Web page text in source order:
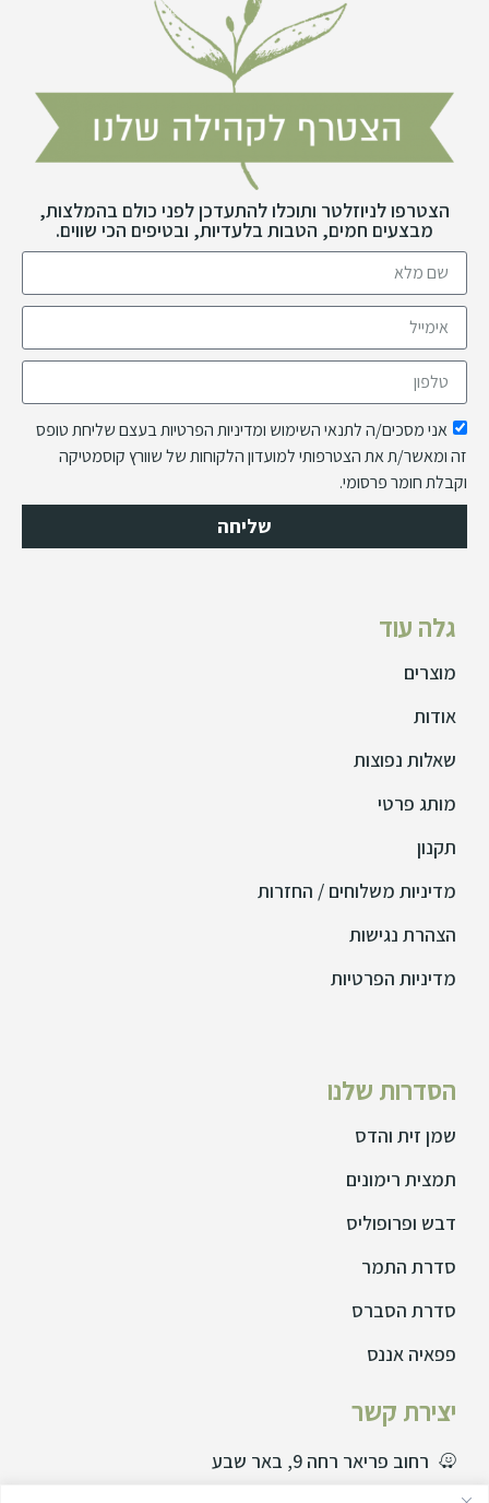
יצירת קשר
רחוב פריאר רחה 9, באר שבע
הסדרות שלנו
שמן זית והדס
תמצית רימונים
דבש ופרופוליס
סדרת התמר
סדרת הסברס
פפאיה אננס
גלה עוד
מוצרים
אודות
שאלות נפוצות
מותג פרטי
תקנון
מדיניות משלוחים / החזרות
הצהרת נגישות
מדיניות הפרטיות
הצטרפו לניוזלטר ותוכלו להתעדכן לפני כולם בהמלצות,
מבצעים חמים, הטבות בלעדיות, ובטיפים הכי שווים.
אני מסכים/ה לתנאי השימוש ומדיניות הפרטיות בעצם שליחת טופס
זה ומאשר/ת את הצטרפותי למועדון הלקוחות של שוורץ קוסמטיקה
וקבלת חומר פרסומי.
שליחה